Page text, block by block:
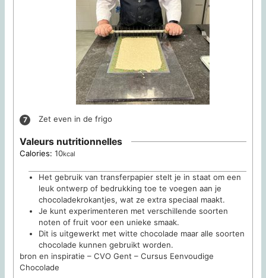
Zet even in de frigo
Valeurs nutritionnelles
Calories:10kcal
Het gebruik van transferpapier stelt je in staat om een
leuk ontwerp of bedrukking toe te voegen aan je
chocoladekrokantjes, wat ze extra speciaal maakt.
Je kunt experimenteren met verschillende soorten
noten of fruit voor een unieke smaak.
Dit is uitgewerkt met witte chocolade maar alle soorten
chocolade kunnen gebruikt worden.
bron en inspiratie – CVO Gent – Cursus Eenvoudige
Chocolade